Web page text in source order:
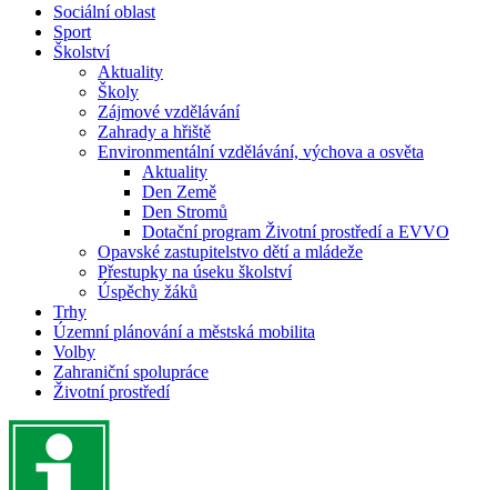
Sociální oblast
Sport
Školství
Aktuality
Školy
Zájmové vzdělávání
Zahrady a hřiště
Environmentální vzdělávání, výchova a osvěta
Aktuality
Den Země
Den Stromů
Dotační program Životní prostředí a EVVO
Opavské zastupitelstvo dětí a mládeže
Přestupky na úseku školství
Úspěchy žáků
Trhy
Územní plánování a městská mobilita
Volby
Zahraniční spolupráce
Životní prostředí